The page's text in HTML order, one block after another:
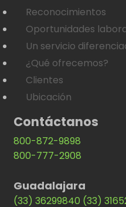
Reconocimientos
Oportunidades
Un servicio
¿Qué ofrecemos?
Clientes
Ubicación
Contáctanos
800-872-9898
800-777-2908
Guadalajara
(33) 36299840 (33)